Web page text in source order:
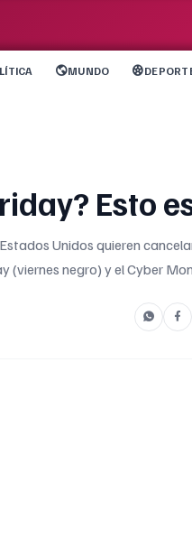
MUNDO
Esto
Unidos quieren
(viernes negro) y el Cyber